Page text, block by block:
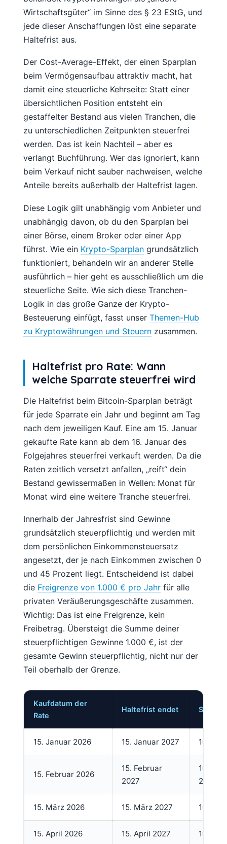
Wirtschaftsgüter“ im Sinne des § 23 EStG, und
jede dieser Anschaffungen löst eine separate
Haltefrist aus.
Der Cost-Average-Effekt, der einen Sparplan
beim Vermögensaufbau attraktiv macht, hat
damit eine steuerliche Kehrseite: Statt einer
übersichtlichen Position entsteht ein
gestaffelter Bestand aus vielen Tranchen, die
zu unterschiedlichen Zeitpunkten steuerfrei
werden. Das ist kein Nachteil – aber es
verlangt Buchführung. Wer das ignoriert, kann
beim Verkauf nicht sauber nachweisen, welche
Anteile bereits außerhalb der Haltefrist lagen.
Diese Logik gilt unabhängig vom Anbieter und
unabhängig davon, ob du den Sparplan bei
einer Börse, einem Broker oder einer App
führst. Wie ein Krypto-Sparplan grundsätzlich
funktioniert, behandeln wir an anderer Stelle
ausführlich – hier geht es ausschließlich um die
steuerliche Seite. Wie sich diese Tranchen-
Logik in das große Ganze der Krypto-
Besteuerung einfügt, fasst unser Themen-Hub
zu Kryptowährungen und Steuern zusammen.
Haltefrist pro Rate: Wann
welche Sparrate steuerfrei wird
Die Haltefrist beim Bitcoin-Sparplan beträgt
für jede Sparrate ein Jahr und beginnt am Tag
nach dem jeweiligen Kauf. Eine am 15. Januar
gekaufte Rate kann ab dem 16. Januar des
Folgejahres steuerfrei verkauft werden. Da die
Raten zeitlich versetzt anfallen, „reift“ dein
Bestand gewissermaßen in Wellen: Monat für
Monat wird eine weitere Tranche steuerfrei.
Innerhalb der Jahresfrist sind Gewinne
grundsätzlich steuerpflichtig und werden mit
dem persönlichen Einkommensteuersatz
angesetzt, der je nach Einkommen zwischen 0
und 45 Prozent liegt. Entscheidend ist dabei
die Freigrenze von 1.000 € pro Jahr für alle
privaten Veräußerungsgeschäfte zusammen.
Wichtig: Das ist eine Freigrenze, kein
Freibetrag. Übersteigt die Summe deiner
steuerpflichtigen Gewinne 1.000 €, ist der
gesamte Gewinn steuerpflichtig, nicht nur der
Teil oberhalb der Grenze.
Kaufdatum der
Rate
Haltefrist endet
15. Januar 2026 15. Januar 2027 16.
15. Februar 2026
15. Februar
2027
16.
2027
15. März 2026 15. März 2027 16.
15. April 2026 15. April 2027 16.